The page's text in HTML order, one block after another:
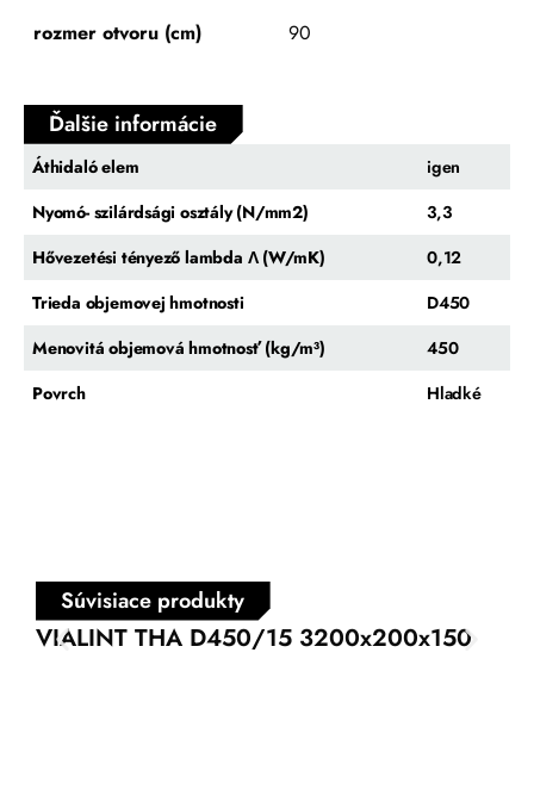
rozmer otvoru (cm)
90
Ďalšie informácie
Áthidaló elem
igen
Nyomó- szilárdsági osztály (N/mm2)
3,3
Hővezetési tényező lambda Λ (W/mK)
0,12
Trieda objemovej hmotnosti
D450
Menovitá objemová hmotnosť (kg/m³)
450
Povrch
Hladké
Súvisiace produkty
VIALINT THA D450/15 3200x200x150